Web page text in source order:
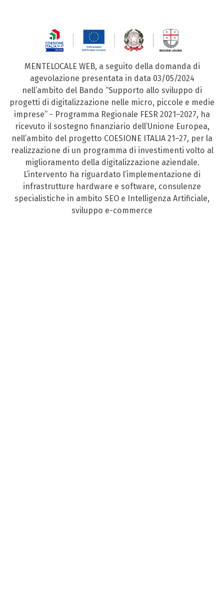
MENTELOCALE WEB, a seguito della domanda di
agevolazione presentata in data 03/05/2024
nell’ambito del Bando “Supporto allo sviluppo di
progetti di digitalizzazione nelle micro, piccole e medie
imprese” - Programma Regionale FESR 2021–2027, ha
ricevuto il sostegno finanziario dell’Unione Europea,
nell’ambito del progetto COESIONE ITALIA 21–27, per la
realizzazione di un programma di investimenti volto al
miglioramento della digitalizzazione aziendale.
L’intervento ha riguardato l’implementazione di
infrastrutture hardware e software, consulenze
specialistiche in ambito SEO e Intelligenza Artificiale,
sviluppo e-commerce